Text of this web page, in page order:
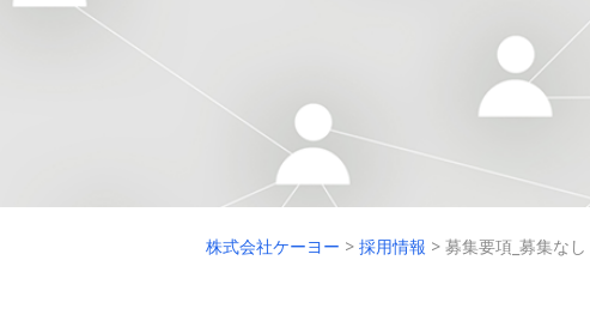
株式会社ケーヨー > 採用情報 > 募集要項_募集なし